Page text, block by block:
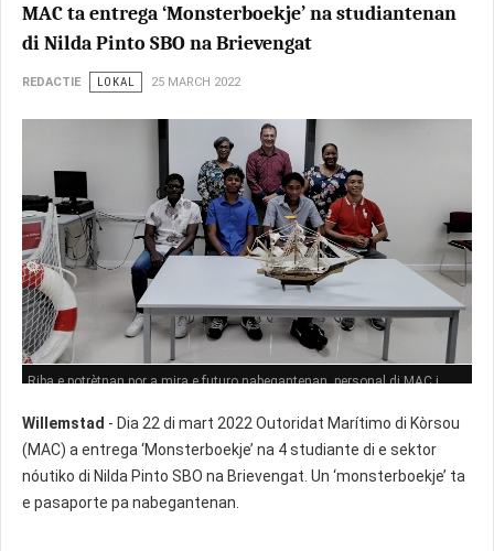
MAC ta entrega ‘Monsterboekje’ na studiantenan
di Nilda Pinto SBO na Brievengat
REDACTIE LOKAL 25 MARCH 2022
Riba e potrètnan por a mira e futuro nabegantenan, personal di MAC i
Willemstad - Dia 22 di mart 2022 Outoridat Marítimo di Kòrsou
(MAC) a entrega ‘Monsterboekje’ na 4 studiante di e sektor
nóutiko di Nilda Pinto SBO na Brievengat. Un ‘monsterboekje’ ta
e pasaporte pa nabegantenan.